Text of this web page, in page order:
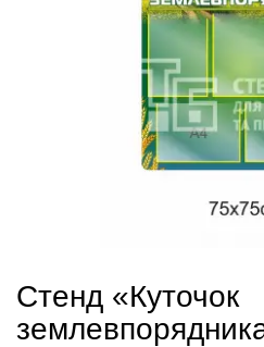
Стенд «Куточок